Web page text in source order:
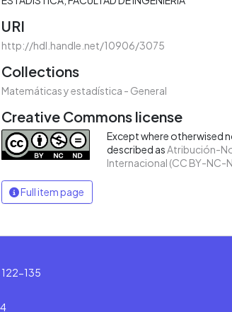
URI
http://hdl.handle.net/10906/3075
Collections
Matemáticas y estadística - General
Creative Commons license
Except where otherwised
described as Atribución-
Internacional (CC BY-NC-
Full item page
122-135